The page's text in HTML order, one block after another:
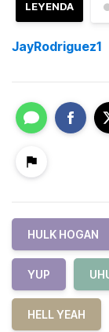
LEYENDA
JayRodriguez1
HULK HOGAN
YUP
HELL YEAH